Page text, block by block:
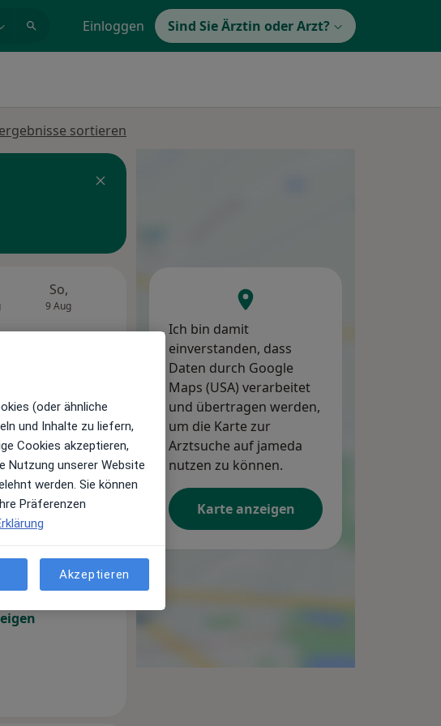
Einloggen Sind Sie Ärztin oder Arzt?
sortieren
So,
9 Aug
Di,
11 Aug
Mi,
12 Aug
verfügbar
Ich bin damit
einverstanden, dass
Daten durch Google
Maps (USA) verarbeitet
und übertragen werden,
um die Karte zur
Arztsuche auf jameda
nutzen zu können.
Karte anzeigen
(oder ähnliche
und Inhalte zu liefern,
Cookies akzeptieren,
Nutzung unserer Website
werden. Sie können
Präferenzen
Akzeptieren